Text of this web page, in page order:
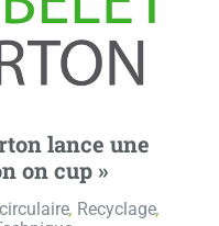
lance une
on cup »
, Recyclage,